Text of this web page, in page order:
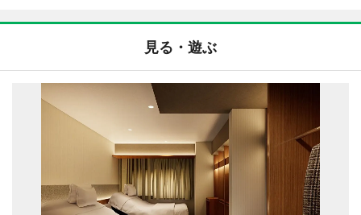
見る・遊ぶ